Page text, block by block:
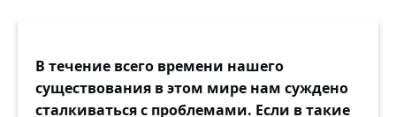
В течение всего времени нашего
существования в этом мире нам суждено
сталкиваться с проблемами. Если в такие